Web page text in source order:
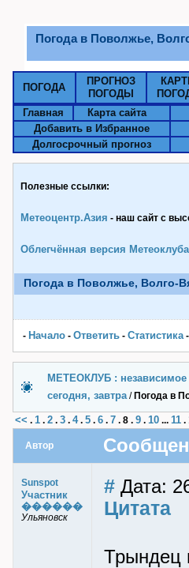
Погода в Поволжье,
ПОГОДА
ПРОГНОЗ
ПОГОДЫ
Главная Карта сайта
Добавить в Избранное
Долгосрочный прогноз
Полезные ссылки:
Метеоцентр.Азия - наш сайт с
Облегчённая версия Метеоклуба
Погода в Поволжье, Волго-
- Начало - Ответить - Статистика-
МЕТЕОКЛУБ :
сегодня, завтра/ Погода в
<< . 1 . 2 . 3 . 4. 5 . 6 . 7 . 8 . 9 . 10 ... 11 .
Автор
Sunspot
Участник
������
Ульяновск
# Дата:
Цитата
Трындец